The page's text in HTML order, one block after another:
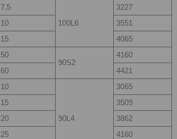
7.5
100L6
3227
10
3551
15
4065
50
90S2
4160
60
4421
10
90L4
3065
15
3509
20
3862
25
4160